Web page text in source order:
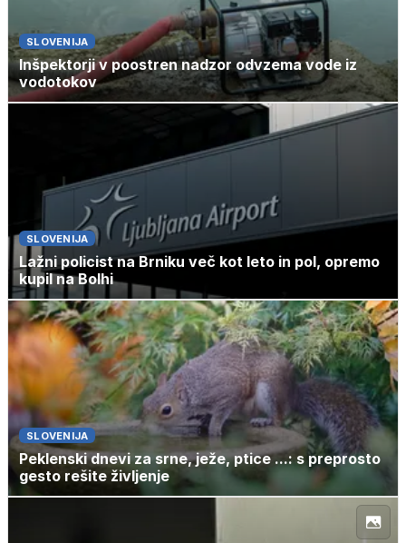
SLOVENIJA
Inšpektorji v poostren nadzor odvzema vode iz
vodotokov
SLOVENIJA
Lažni policist na Brniku več kot leto in pol, opremo
kupil na Bolhi
SLOVENIJA
Peklenski dnevi za srne, ježe, ptice ...: s preprosto
gesto rešite življenje